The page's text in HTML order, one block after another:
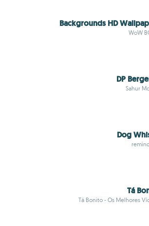
Backgrounds HD
WoW
DP
Sahur
Dog
Tá
Tá Bonito - Os Melhores